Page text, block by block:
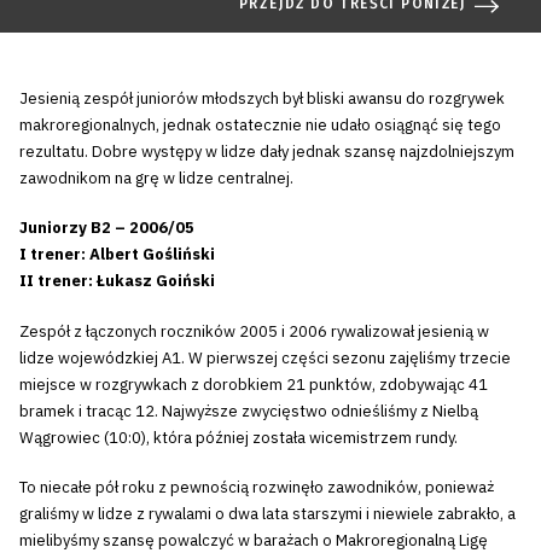
Jesienią zespół juniorów młodszych był bliski awansu do rozgrywek
makroregionalnych, jednak ostatecznie nie udało osiągnąć się tego
rezultatu. Dobre występy w lidze dały jednak szansę najzdolniejszym
zawodnikom na grę w lidze centralnej.
Juniorzy B2 – 2006/05
I trener: Albert Gośliński
II trener: Łukasz Goiński
Zespół z łączonych roczników 2005 i 2006 rywalizował jesienią w
lidze wojewódzkiej A1. W pierwszej części sezonu zajęliśmy trzecie
miejsce w rozgrywkach z dorobkiem 21 punktów, zdobywając 41
bramek i tracąc 12. Najwyższe zwycięstwo odnieśliśmy z Nielbą
Wągrowiec (10:0), która później została wicemistrzem rundy.
To niecałe pół roku z pewnością rozwinęło zawodników, ponieważ
graliśmy w lidze z rywalami o dwa lata starszymi i niewiele zabrakło, a
mielibyśmy szansę powalczyć w barażach o Makroregionalną Ligę